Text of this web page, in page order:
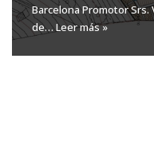
Barcelona Promotor Srs.
de…Leer más »